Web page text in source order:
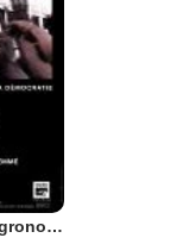
Jean Dominique, the agronomist